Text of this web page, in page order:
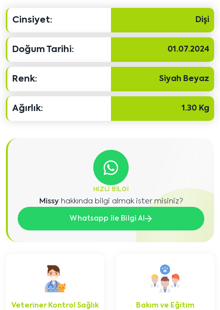
Cinsiyet: Dişi
Doğum Tarihi: 01.07.2024
Renk: Siyah Beyaz
Ağırlık: 1.30 Kg
HIZLI BILGI
Missyhakkında bilgi almak ister misiniz?
Whatsapp ile Bilgi Al
Veteriner Kontrol Sağlık
Bakım ve Eğitim